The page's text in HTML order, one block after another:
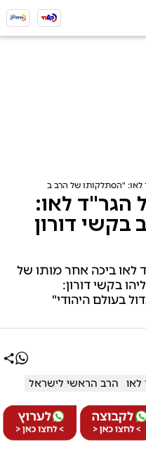
"הסתלקותו של הרב בקשי דורון
הגר"ד לאו:
דורון
לאו ביכה אחר מותו של
בקשי דורון:
בעולם היהודי"
לאו הרב הראשי לישראל